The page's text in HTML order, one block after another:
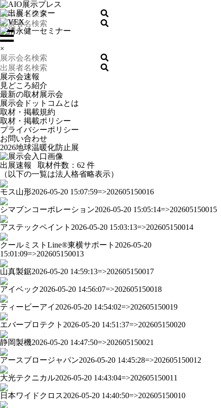
×
展示会速報
見どころ紹介
最新の取材展示会
展示会ドットコムとは
取材・掲載規約
取材・掲載ポリシー
プライバシーポリシー
お問い合わせ
2026地球温暖化防止展
出展速報 取材件数： 62 件
（以下の一覧は法人格省略表示）
モス山形2026-05-20 15:07:59=>202605150016
シマブンコーポレーション2026-05-20 15:05:14=>202605150015
アステックペイント 2026-05-20 15:03:13=>202605150014
クールミストLine®東横サポート 2026-05-20
15:01:09=>202605150013
山真製鋸2026-05-20 14:59:13=>202605150017
アイベック2026-05-20 14:56:07=>202605150018
ティービーアイ 2026-05-20 14:54:02=>202605150019
エバープロテクト 2026-05-20 14:51:37=>202605150020
静岡製機2026-05-20 14:47:50=>202605150021
アースブロージャパン2026-05-20 14:45:28=>202605150012
大光テクニカル2026-05-20 14:43:04=>202605150011
日本ワイドクロス2026-05-20 14:40:50=>202605150010